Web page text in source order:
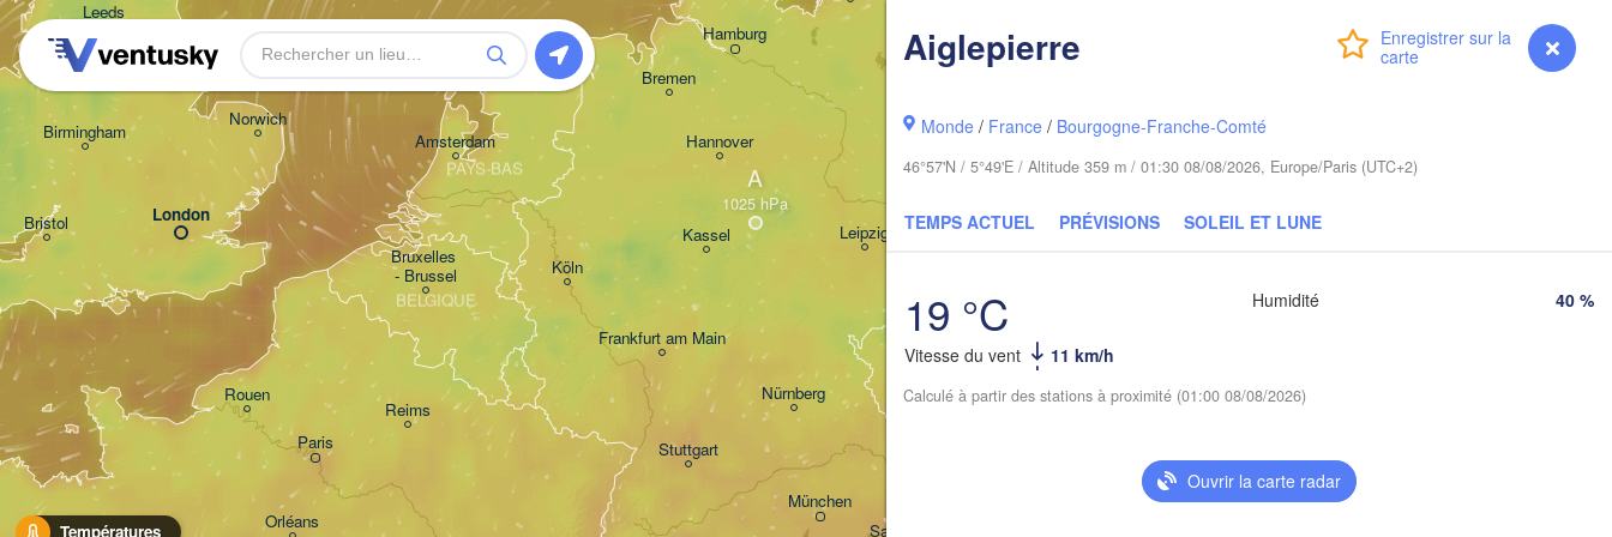
Premium myVentusky Prévisions
Aiglepierre
Monde / France / Bourgogne-Franche-Comté
46°57'N / 5°49'E / Altitude 359 m / 01:30 08/08/2026, Europe/Paris (UTC+2)
TEMPS ACTUEL PRÉVISIONS SOLEIL ET LUNE
19 °C
Vitesse du vent 11 km/h
Humidité 40 %
Calculé à partir des stations à proximité (01:00 08/08/2026)
Ouvrir la carte radar
Températures
London
Birmingham
Leeds
Bristol
Hamburg
Köln
Bruxelles
- Brussel
Amsterdam
Frankfurt am Main
Bremen
Hannover
Nürnberg
Kassel
Groningen
Norwich
Reims
Rouen
PAYS-BAS
BELGIQUE
Paris Stuttgart
Orléans
Berlin
Praha
Leipzig
Poznań
Zielona Góra
Szczecin
TCHÉQUIE
München
Košice
Salzburg
SLOVAQUIE
A